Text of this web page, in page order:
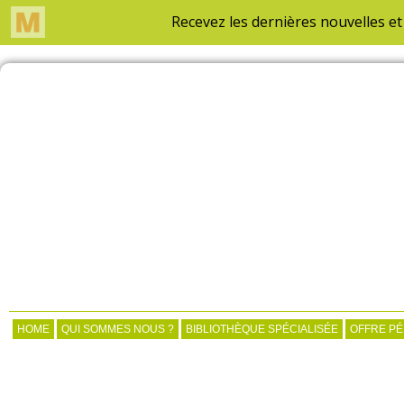
HOME QUI SOMMES NOUS ? BIBLIOTHÈQUE SPÉCIALISÉE OFFRE